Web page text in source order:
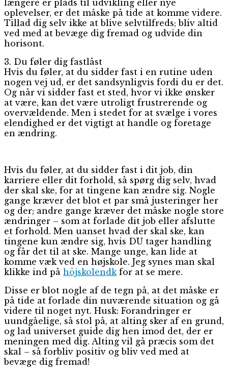
længere er plads til udvikling eller nye
oplevelser, er det måske på tide at komme videre.
Tillad dig selv ikke at blive selvtilfreds; bliv altid
ved med at bevæge dig fremad og udvide din
horisont.
3. Du føler dig fastlåst
Hvis du føler, at du sidder fast i en rutine uden
nogen vej ud, er det sandsynligvis fordi du er det.
Og når vi sidder fast et sted, hvor vi ikke ønsker
at være, kan det være utroligt frustrerende og
overvældende. Men i stedet for at svælge i vores
elendighed er det vigtigt at handle og foretage
en ændring.
Hvis du føler, at du sidder fast i dit job, din
karriere eller dit forhold, så spørg dig selv, hvad
der skal ske, for at tingene kan ændre sig. Nogle
gange kræver det blot et par små justeringer her
og der; andre gange kræver det måske nogle store
ændringer – som at forlade dit job eller afslutte
et forhold. Men uanset hvad der skal ske, kan
tingene kun ændre sig, hvis DU tager handling
og får det til at ske. Mange unge, kan lide at
komme væk ved en højskole. Jeg synes man skal
klikke ind på höjskolendk for at se mere.
Disse er blot nogle af de tegn på, at det måske er
på tide at forlade din nuværende situation og gå
videre til noget nyt. Husk: Forandringer er
uundgåelige, så stol på, at alting sker af en grund,
og lad universet guide dig hen imod det, der er
meningen med dig. Alting vil gå præcis som det
skal – så forbliv positiv og bliv ved med at
bevæge dig fremad!